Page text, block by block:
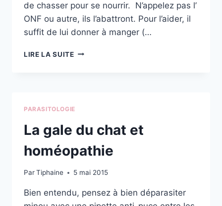
de chasser pour se nourrir. N’appelez pas l’
ONF ou autre, ils l’abattront. Pour l’aider, il
suffit de lui donner à manger (…
LIRE LA SUITESAUVER
PARASITOLOGIE
La gale du chat et
homéopathie
ParTiphaine 5 mai 2015
Bien entendu, pensez à bien déparasiter